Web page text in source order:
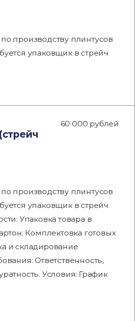
производству плинтусов
упаковщик в стрейч
60 000 рублей
производству плинтусов
упаковщик в стрейч
Упаковка товара в
Комплектовка готовых
и складирование
Ответственность,
Условия: График